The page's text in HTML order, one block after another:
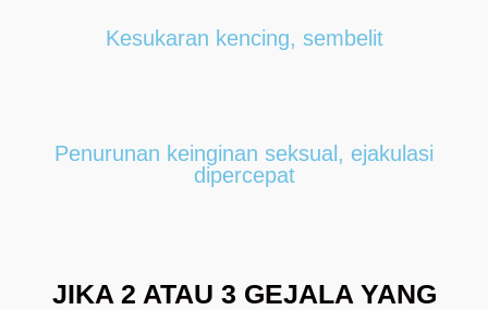
Kesukaran kencing, sembelit
Penurunan keinginan seksual, ejakulasi
dipercepat
JIKA 2 ATAU 3 GEJALA YANG